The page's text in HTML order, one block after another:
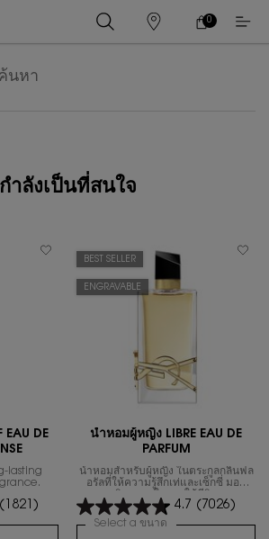
ร้าน
ค้า
ตะกร้า
0
0 PRODUCT IN
นหา
กำลังเป็นที่สนใจ
DE
lasting
(1821)
อมผู้ชาย MYSLF EAU DE TOILETTE INTENSE
BEST SELLER
ENGRAVABLE
นํ้าหอมผู้หญิง LIBRE EAU DE
PARFUM
น้ำหอมสำหรับผู้หญิง ในตระกูลกลิ่นฟล
อรัลที่ให้ความรู้สึกเท่และเซ็กซี่ มอบ
4.7 (7026)
Select a ขนาด for นํ้าหอมผู้หญิง